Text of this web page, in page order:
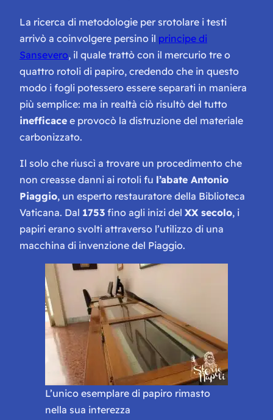
La ricerca di metodologie per srotolare i testi
arrivò a coinvolgere persino il principe di
Sansevero, il quale trattò con il mercurio tre o
quattro rotoli di papiro, credendo che in questo
modo i fogli potessero essere separati in maniera
più semplice: ma in realtà ciò risultò del tutto
inefficace e provocò la distruzione del materiale
carbonizzato.
Il solo che riuscì a trovare un procedimento che
non creasse danni ai rotoli fu l’abate Antonio
Piaggio, un esperto restauratore della Biblioteca
Vaticana. Dal 1753 fino agli inizi del XX secolo, i
papiri erano svolti attraverso l’utilizzo di una
macchina di invenzione del Piaggio.
L’unico esemplare di papiro rimasto
nella sua interezza